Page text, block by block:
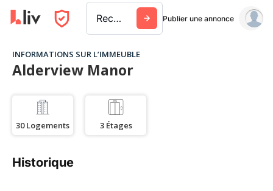
Rechercher une ville, un immeuble ou une entreprise Publier une annonce
INFORMATIONS SUR L’IMMEUBLE
Alderview Manor
30 Logements 3 Étages
Historique